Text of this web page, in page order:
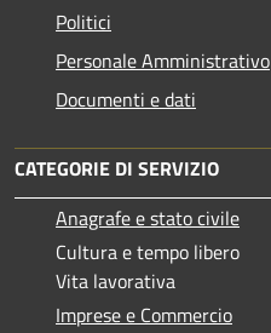
Politici
Personale Amministrativo
Documenti e dati
CATEGORIE DI SERVIZIO
Anagrafe e stato civile
Cultura e tempo libero
Vita lavorativa
Imprese e Commercio